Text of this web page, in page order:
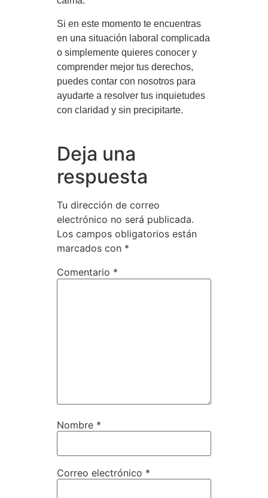
Si en este momento te encuentras
en una situación laboral complicada
o simplemente quieres conocer y
comprender mejor tus derechos,
puedes contar con nosotros para
ayudarte a resolver tus inquietudes
con claridad y sin precipitarte.
Deja una
respuesta
Tu dirección de correo
electrónico no será publicada.
Los campos obligatorios están
marcados con *
Comentario *
Nombre *
Correo electrónico *